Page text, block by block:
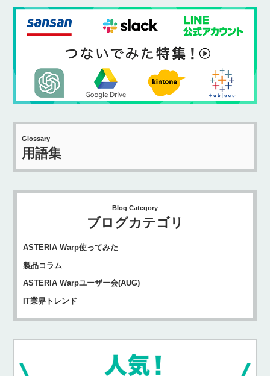
Glossary
用語集
Blog Category
ブログカテゴリ
ASTERIA Warp使ってみた
製品コラム
ASTERIA Warpユーザー会(AUG)
IT業界トレンド